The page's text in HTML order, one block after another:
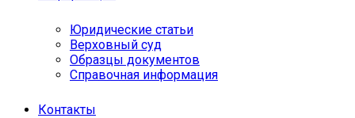
Юридические статьи
Верховный суд
Образцы документов
Справочная информация
Контакты